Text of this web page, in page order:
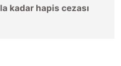
kadar hapis cezası